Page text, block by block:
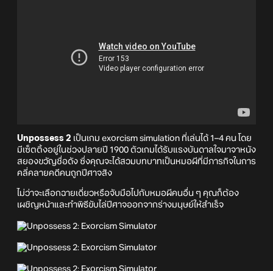
Unpossess 2 เป็นเกม exorcism simulation ที่เล่นได้ 1–4 คน โดย
มีเซ็ตติ้งอยู่ในช่วงปลายปี 1900 ตัวเกมได้รับแรงบันดาลใจมาจาหนัง
สยองขวัญชื่อดัง ซึ่งคุณจะได้สวมบทบาทเป็นหมอผีที่มีภารกิจในการ
คลี่คลายคดีคนถูกปีศาจสิง
ไม่ว่าจะเลือกฉายเดี่ยวหรือจับมือไปกับหมอผีคนอื่น ๆ คุณก็ต้อง
เผชิญหน้าและทำพิธีขับไล่ปีศาจออกจากร่างมนุษย์ให้สำเร็จ